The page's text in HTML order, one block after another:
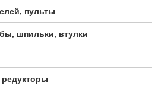
пульты
шпильки, втулки